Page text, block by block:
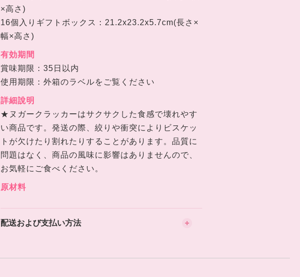
×高さ)
16個入りギフトボックス： 21.2x23.2x5.7cm(長さ×
幅×高さ)
有効期間
賞味期限：35日以内
使用期限：外箱のラベルをご覧ください
詳細說明
★ヌガークラッカーはサクサクした食感で壊れやす
い商品です。発送の際、絞りや衝突によりビスケッ
トが欠けたり割れたりすることがあります。品質に
問題はなく、商品の風味に影響はありませんので、
お気軽にご食べください。
原材料
配送および支払い方法